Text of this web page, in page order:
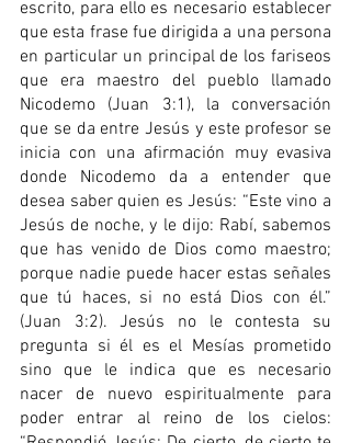
escrito, para ello es necesario establecer
que esta frase fue dirigida a una persona
en particular un principal de los fariseos
que era maestro del pueblo llamado
Nicodemo (Juan 3:1), la conversación
que se da entre Jesús y este profesor se
inicia con una afirmación muy evasiva
donde Nicodemo da a entender que
desea saber quien es Jesús: “Este vino a
Jesús de noche, y le dijo: Rabí, sabemos
que has venido de Dios como maestro;
porque nadie puede hacer estas señales
que tú haces, si no está Dios con él.”
(Juan 3:2). Jesús no le contesta su
pregunta si él es el Mesías prometido
sino que le indica que es necesario
nacer de nuevo espiritualmente para
poder entrar al reino de los cielos: